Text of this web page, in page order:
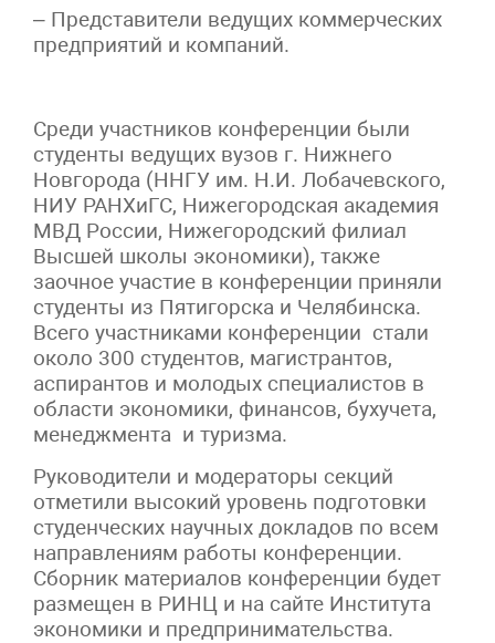
– Представители ведущих коммерческих
предприятий и компаний.
Среди участников конференции были
студенты ведущих вузов г. Нижнего
Новгорода (ННГУ им. Н.И. Лобачевского,
НИУ РАНХиГС, Нижегородская академия
МВД России, Нижегородский филиал
Высшей школы экономики), также
заочное участие в конференции приняли
студенты из Пятигорска и Челябинска.
Всего участниками конференции стали
около 300 студентов, магистрантов,
аспирантов и молодых специалистов в
области экономики, финансов, бухучета,
менеджмента и туризма.
Руководители и модераторы секций
отметили высокий уровень подготовки
студенческих научных докладов по всем
направлениям работы конференции.
Сборник материалов конференции будет
размещен в РИНЦ и на сайте Института
экономики и предпринимательства.